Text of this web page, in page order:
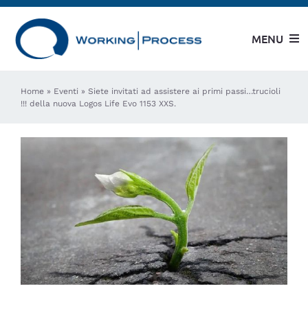
Salta
contenuto
MENU
Azienda
Servizi al Cliente
Usato garantito
Case History
Home» Eventi » Siete invitati ad assistere ai primi passi…trucioli
!!! della nuova Logos Life Evo 1153 XXS.